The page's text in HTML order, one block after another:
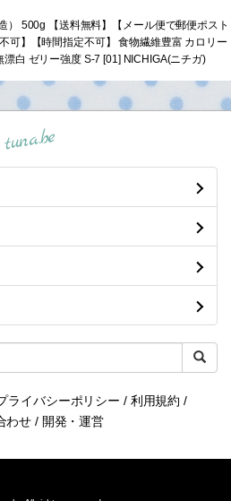
） 500g 【送料無料】【メール便で郵便ポスト
tuna.be